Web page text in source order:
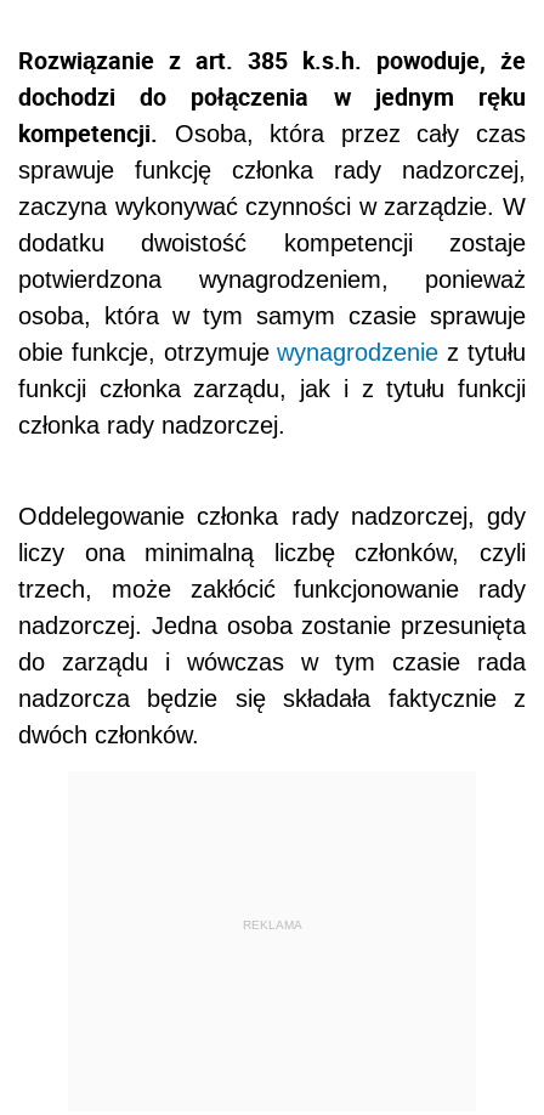
Rozwiązanie z art. 385 k.s.h. powoduje, że
dochodzi do połączenia w jednym ręku
kompetencji. Osoba, która przez cały czas
sprawuje funkcję członka rady nadzorczej,
zaczyna wykonywać czynności w zarządzie. W
dodatku dwoistość kompetencji zostaje
potwierdzona wynagrodzeniem, ponieważ
osoba, która w tym samym czasie sprawuje
obie funkcje, otrzymujewynagrodzenie z tytułu
funkcji członka zarządu, jak i z tytułu funkcji
członka rady nadzorczej.
Oddelegowanie członka rady nadzorczej, gdy
liczy ona minimalną liczbę członków, czyli
trzech, może zakłócić funkcjonowanie rady
nadzorczej. Jedna osoba zostanie przesunięta
do zarządu i wówczas w tym czasie rada
nadzorcza będzie się składała faktycznie z
dwóch członków.
REKLAMA